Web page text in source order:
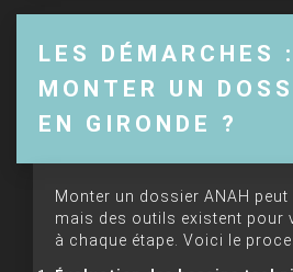
LES DÉMARCHES
MONTER UN
EN GIRONDE ?
Monter un dossier ANAH peut
mais des outils existent pour
à chaque étape. Voici le